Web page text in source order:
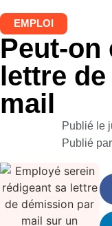
EMPLOI
Peut-on
lettre
mail
Publié le
Publié par